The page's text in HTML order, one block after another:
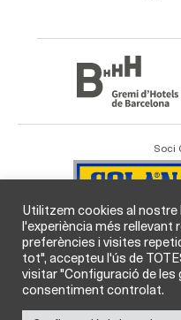
Soci
Utilitzem cookies al
l'experiència més rellevant
preferències i visites
tot", accepteu l'ús de
visitar "Configuració de
consentiment controlat.